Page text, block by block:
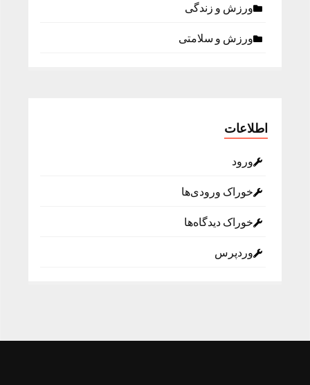
ورزش و زندگی
ورزش و سلامتی
اطلاعات
ورود
خوراک ورودی‌ها
خوراک دیدگاه‌ها
وردپرس